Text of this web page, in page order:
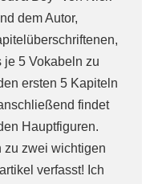
dem Autor,
je 5 Vokabeln zu
ersten 5 Kapiteln
findet
Hauptfiguren.
zu zwei wichtigen
verfasst! Ich